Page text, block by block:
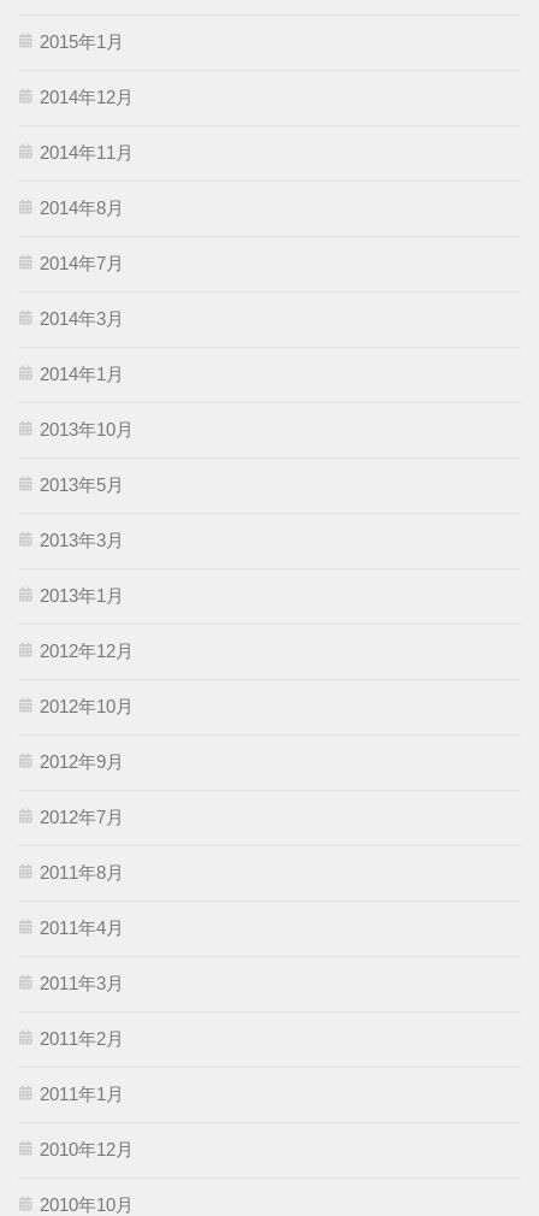
2015年1月
2014年12月
2014年11月
2014年8月
2014年7月
2014年3月
2014年1月
2013年10月
2013年5月
2013年3月
2013年1月
2012年12月
2012年10月
2012年9月
2012年7月
2011年8月
2011年4月
2011年3月
2011年2月
2011年1月
2010年12月
2010年10月